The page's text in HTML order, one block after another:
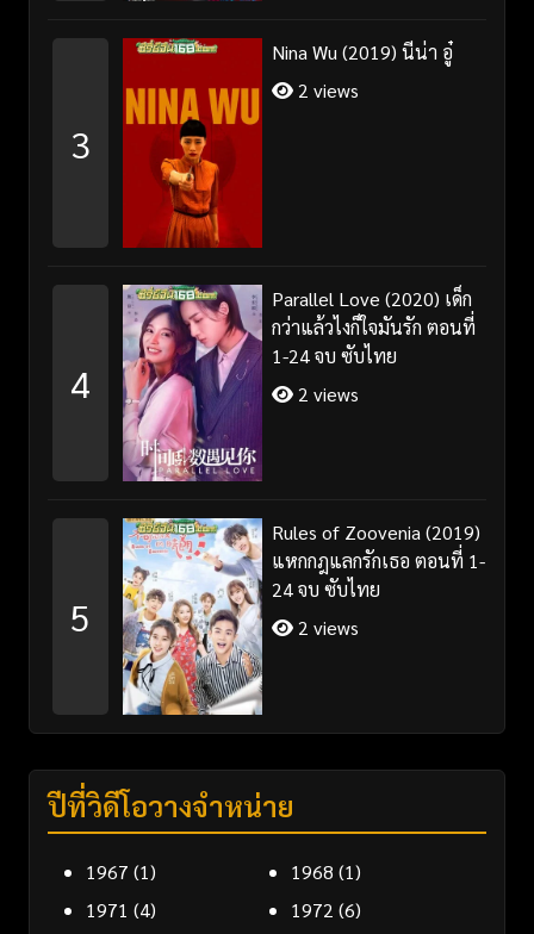
3
Nina Wu (2019) นีน่า อู๋
2 views
4
Parallel Love (2020) เด็ก
กว่าแล้วไงก็ใจมันรัก ตอนที่
1-24 จบ ซับไทย
2 views
5
Rules of Zoovenia (2019)
แหกกฎแลกรักเธอ ตอนที่ 1-
24 จบ ซับไทย
2 views
ปีที่วิดีโอวางจำหน่าย
1967 (1) 1968 (1)
1971 (4) 1972 (6)